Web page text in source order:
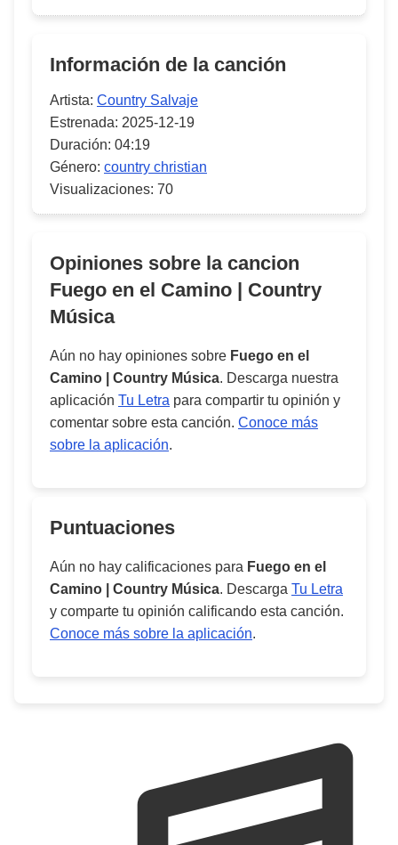
Información de la canción
Artista: Country Salvaje
Estrenada: 2025-12-19
Duración: 04:19
Género: country christian
Visualizaciones: 70
Opiniones sobre la cancion
Fuego en el Camino | Country
Música
Aún no hay opiniones sobre Fuego en el
Camino | Country Música. Descarga nuestra
aplicación Tu Letra para compartir tu opinión y
comentar sobre esta canción. Conoce más
sobre la aplicación.
Puntuaciones
Aún no hay calificaciones para Fuego en el
Camino | Country Música. Descarga Tu Letra
y comparte tu opinión calificando esta canción.
Conoce más sobre la aplicación.